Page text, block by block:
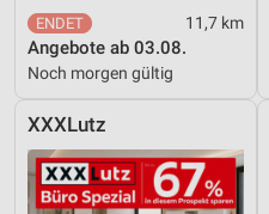
11,7 km
Angebote ab 03.08.
Noch morgen gültig
XXXLutz